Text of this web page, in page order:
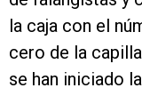
la caja con el
cero de la
se han iniciado